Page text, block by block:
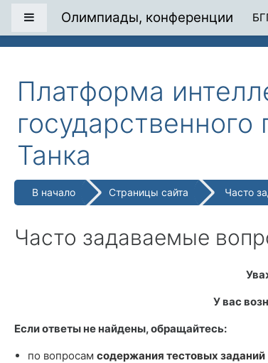
Боковая панель
Олимпиады, конференции
Платформа
Танка
В начало Страницы сайта Часто
Часто задаваемые
У вас
Если ответы не найдены, обращайтесь:
по вопросамсодержания тестовых заданий